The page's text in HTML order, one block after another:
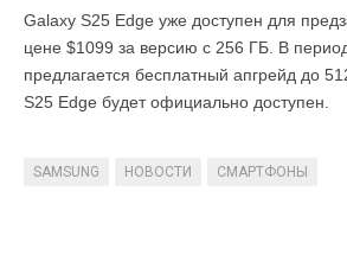
Galaxy S25 Edge уже доступен для
цене $1099 за версию с 256 ГБ. В
предлагается бесплатный апгрейд до
S25 Edge будет официально доступен.
SAMSUNG НОВОСТИ СМАРТФОНЫ